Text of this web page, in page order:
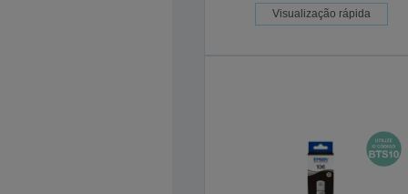
Visualização rápida